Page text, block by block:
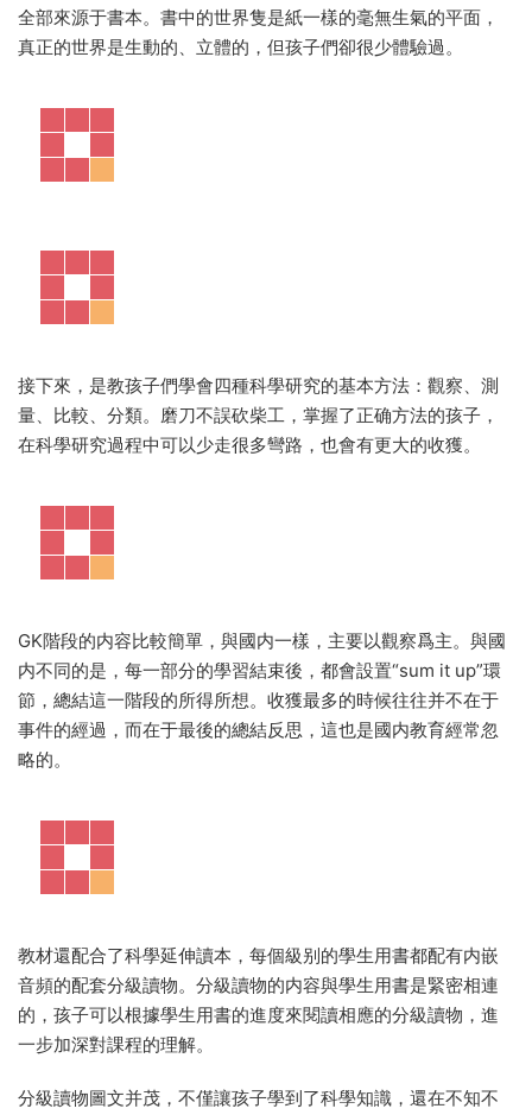
全部來源于書本。書中的世界隻是紙一樣的毫無生氣的平面，
真正的世界是生動的、立體的，但孩子們卻很少體驗過。
接下來，是教孩子們學會四種科學研究的基本方法：觀察、測
量、比較、分類。磨刀不誤砍柴工，掌握了正确方法的孩子，
在科學研究過程中可以少走很多彎路，也會有更大的收獲。
GK階段的内容比較簡單，與國内一樣，主要以觀察爲主。與國
内不同的是，每一部分的學習結束後，都會設置“sum it up”環
節，總結這一階段的所得所想。收獲最多的時候往往并不在于
事件的經過，而在于最後的總結反思，這也是國内教育經常忽
略的。
教材還配合了科學延伸讀本，每個級别的學生用書都配有内嵌
音頻的配套分級讀物。分級讀物的内容與學生用書是緊密相連
的，孩子可以根據學生用書的進度來閱讀相應的分級讀物，進
一步加深對課程的理解。
分級讀物圖文并茂，不僅讓孩子學到了科學知識，還在不知不